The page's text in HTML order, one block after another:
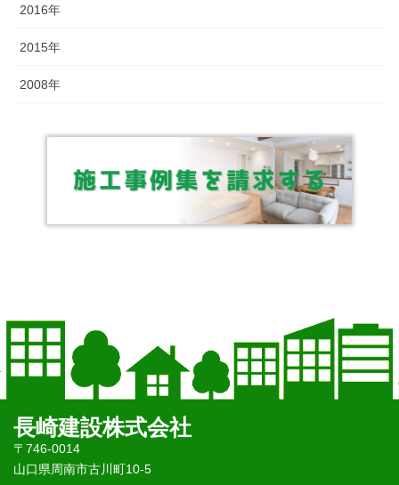
2016年
2015年
2008年
長崎建設株式会社
〒746-0014
山口県周南市古川町10-5